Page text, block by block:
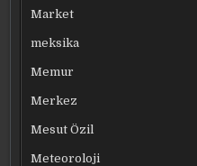
Market
meksika
Memur
Merkez
Mesut Özil
Meteoroloji